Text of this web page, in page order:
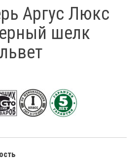
Аргус Люкс
шелк